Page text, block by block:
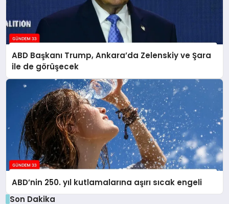
ABD Başkanı Trump, Ankara’da Zelenskiy ve Şara
ile de görüşecek
ABD’nin 250. yıl kutlamalarına aşırı sıcak engeli
Son Dakika